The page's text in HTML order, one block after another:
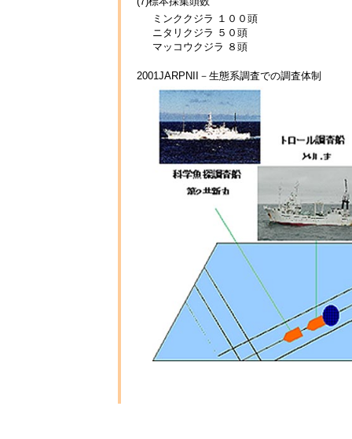
ミンククジラ １００頭
ニタリクジラ ５０頭
マッコウクジラ ８頭
2001JARPNII－生態系調査での調査体制